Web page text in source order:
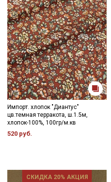
Импорт. хлопок "Диантус"
цв.темная терракота, ш.1.5м,
хлопок-100%, 100гр/м.кв
520 руб.
СКИДКА 20% АКЦИЯ